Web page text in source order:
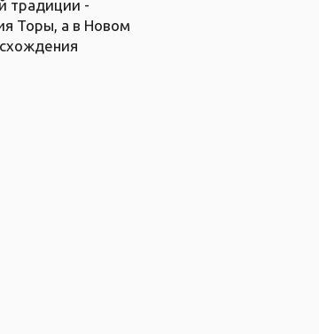
традиции -
Торы, а в Новом